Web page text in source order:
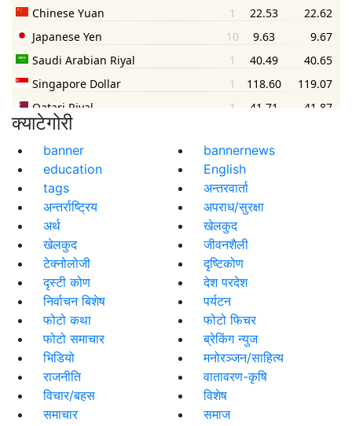
क्याटेगोरी
banner
bannernews
education
English
tags
अन्तरवार्ता
अन्तर्राष्ट्रिय
अपराध/सुरक्षा
अर्थ
खेलकुद
खेलकुद
जीवनशैली
टेक्नोलोजी
दृष्टिकोण
दृस्टी कोण
देश परदेश
निर्वाचन बिशेष
पर्यटन
फोटो कथा
फोटो फिचर
फोटो समाचार
ब्रेकिंग न्युज
भिडियो
मनोरञ्जन/साहित्य
राजनीति
वातावरण-कृषि
विचार/बहस
विशेष
समाचार
समाज